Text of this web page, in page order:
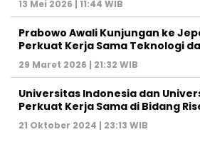
13 Mei 2026 | 11:44 WIB
Prabowo Awali Kunjungan ke
Perkuat Kerja Sama Teknologi
29 Maret 2026 | 21:32 WIB
Universitas Indonesia dan
Perkuat Kerja Sama di Bidang
21 Oktober 2024 | 23:13 WIB